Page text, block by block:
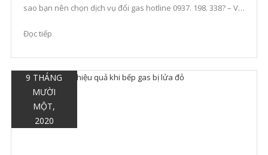
sao bạn nên chọn dịch vụ đổi gas hotline 0937. 198. 338? – Với
liên quan, cửa hàng chúng tôi […]
Đọc tiếp
9 THÁNG
MƯỜI
MỘT,
2020